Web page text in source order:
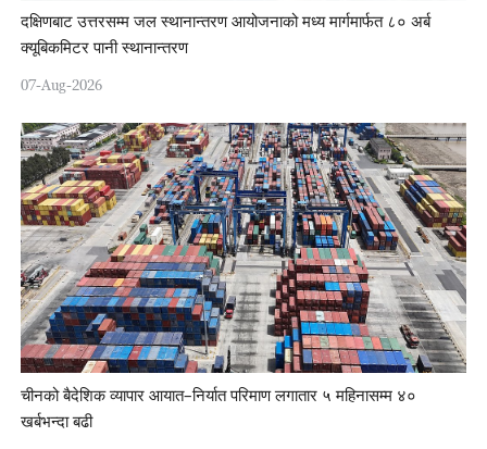
दक्षिणबाट उत्तरसम्म जल स्थानान्तरण आयोजनाको मध्य मार्गमार्फत ८० अर्ब
क्यूबिकमिटर पानी स्थानान्तरण
07-Aug-2026
चीनको बैदेशिक व्यापार आयात–निर्यात परिमाण लगातार ५ महिनासम्म ४०
खर्बभन्दा बढी